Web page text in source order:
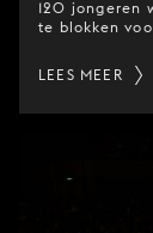
120 jongeren
te blokken
LEES MEER